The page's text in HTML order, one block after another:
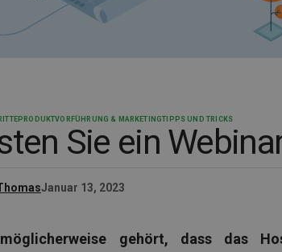
PRODUKTVORFÜHRUNG & MARKETINGTIPPS UND TRICKS
Sie ein
Januar 13, 2023
gehört, dass das